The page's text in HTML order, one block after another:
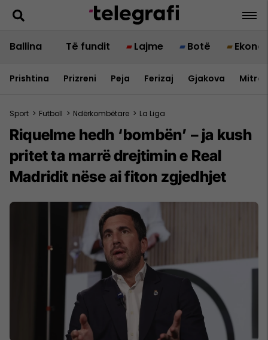
Ballina Të fundit Lajme Botë
Prishtina Prizreni Peja Ferizaj Gjakova
Sport > Futboll > Ndërkombëtare > La Liga
Riquelme hedh ‘bombën’ – ja kush
pritet ta marrë drejtimin e Real
Madridit nëse ai fiton zgjedhjet